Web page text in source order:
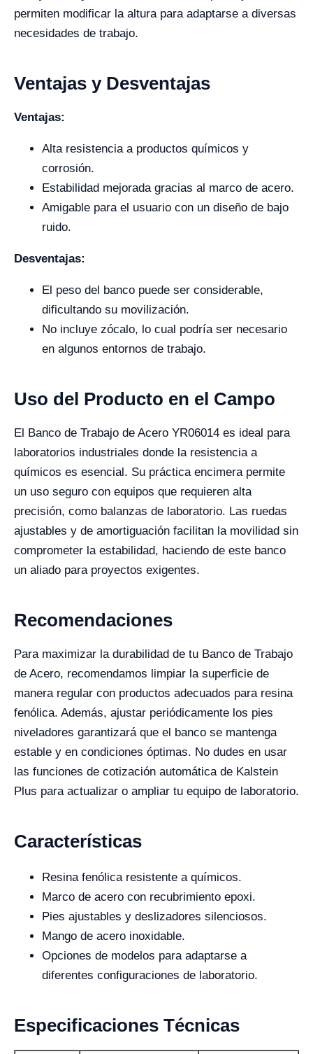
permiten modificar la altura para adaptarse a diversas
necesidades de trabajo.
Ventajas y Desventajas
Ventajas:
Alta resistencia a productos químicos y
corrosión.
Estabilidad mejorada gracias al marco de acero.
Amigable para el usuario con un diseño de bajo
ruido.
Desventajas:
El peso del banco puede ser considerable,
dificultando su movilización.
No incluye zócalo, lo cual podría ser necesario
en algunos entornos de trabajo.
Uso del Producto en el Campo
El Banco de Trabajo de Acero YR06014 es ideal para
laboratorios industriales donde la resistencia a
químicos es esencial. Su práctica encimera permite
un uso seguro con equipos que requieren alta
precisión, como balanzas de laboratorio. Las ruedas
ajustables y de amortiguación facilitan la movilidad sin
comprometer la estabilidad, haciendo de este banco
un aliado para proyectos exigentes.
Recomendaciones
Para maximizar la durabilidad de tu Banco de Trabajo
de Acero, recomendamos limpiar la superficie de
manera regular con productos adecuados para resina
fenólica. Además, ajustar periódicamente los pies
niveladores garantizará que el banco se mantenga
estable y en condiciones óptimas. No dudes en usar
las funciones de cotización automática de Kalstein
Plus para actualizar o ampliar tu equipo de laboratorio.
Características
Resina fenólica resistente a químicos.
Marco de acero con recubrimiento epoxi.
Pies ajustables y deslizadores silenciosos.
Mango de acero inoxidable.
Opciones de modelos para adaptarse a
diferentes configuraciones de laboratorio.
Especificaciones Técnicas